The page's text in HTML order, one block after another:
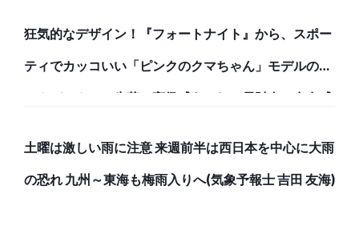
狂気的なデザイン！『フォートナイト』から、スポー
ティでカッコいい「ピンクのクマちゃん」モデルのバ
ックパックと、牛革で高級感あふれる長財布で存在感
土曜は激しい雨に注意 来週前半は西日本を中心に大雨
の恐れ 九州～東海も梅雨入りへ(気象予報士 吉田 友海)